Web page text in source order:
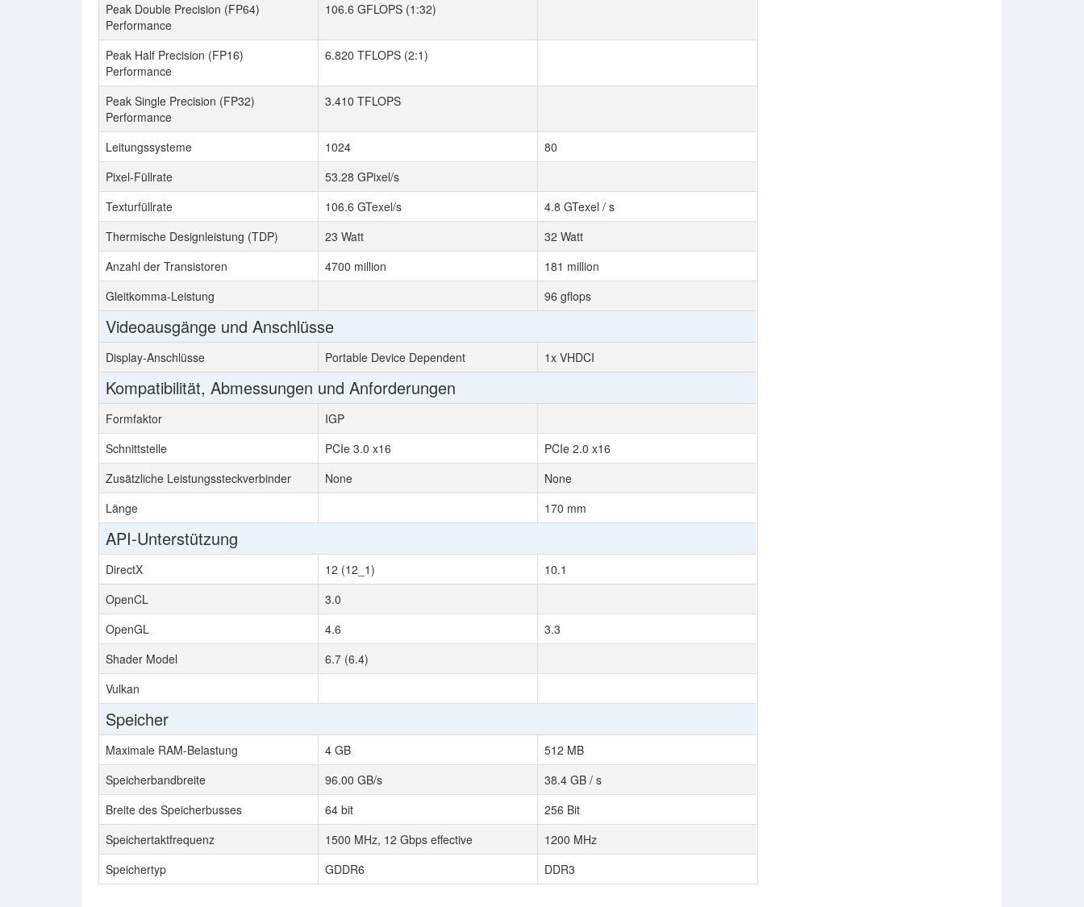
Peak Double Precision (FP64)
Performance
106.6 GFLOPS (1:32)
Peak Half Precision (FP16)
Performance
6.820 TFLOPS (2:1)
Peak Single Precision (FP32)
Performance
3.410 TFLOPS
Leitungssysteme 1024
80
Pixel-Füllrate
53.28 GPixel/s
Texturfüllrate
106.6 GTexel/s
4.8 GTexel / s
Thermische Designleistung (TDP)
23 Watt
32 Watt
Anzahl der Transistoren
4700 million
181 million
Gleitkomma-Leistung
96 gflops
Videoausgänge und Anschlüsse
Display-Anschlüsse Portable Device Dependent 1x VHDCI
Kompatibilität, Abmessungen und Anforderungen
Formfaktor
IGP
Schnittstelle
PCIe 3.0 x16
PCIe 2.0 x16
Zusätzliche Leistungssteckverbinder
None
None
Länge
170 mm
API-Unterstützung
DirectX 12 (12_1)
10.1
OpenCL
3.0
OpenGL
4.6
3.3
Shader Model
6.7 (6.4)
Vulkan
Speicher
Maximale RAM-Belastung 4 GB
512 MB
Speicherbandbreite
96.00 GB/s
38.4 GB / s
Breite des Speicherbusses
64 bit
256 Bit
Speichertaktfrequenz
1500 MHz, 12 Gbps effective
1200 MHz
Speichertyp
GDDR6 DDR3